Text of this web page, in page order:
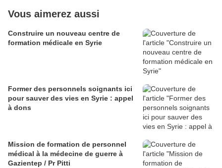
Vous aimerez aussi
Construire un nouveau centre de
formation médicale en Syrie
Former des personnels soignants ici
pour sauver des vies en Syrie : appel
à dons
Mission de formation de personnel
médical à la médecine de guerre à
Gazientep / Pr Pitti